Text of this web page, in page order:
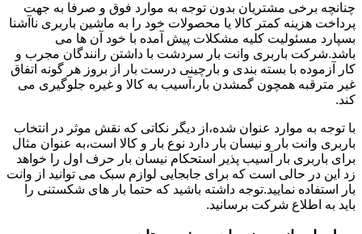
چنانچه برخی مشتریان بدون توجه به موارد فوق و صرفا به جهت
پرداخت هزینه کمتر کالا یا محصولات خود را به ماشین باربری ناآشنا
بسپارد مسئولیت کلیه مشکلات پیش آمده با خود آن ها می
باشد.شرکت باربری وانت بار سردشت با داشتن رانندگان مجرب و
کار آزموده با بسته بندی و بارچینی درست بار از بروز هر گونه اتفاق
غیر مترقبه همچون گمشدن بار،آسیب به کالا و غیره جلوگیری می
کند.
با توجه به موارد عنوان شده،از دیگر نکاتی که نقش موثر در انتخاب
باربری وانت بار و نیسان بار دارد نوع بار و کالا است،به عنوان مثال
برای باربری بار آسیب پذیر استحکام نیسان بار حرف اول را خواهد
زد این در حالی است که برای جابجایی لوازم سبک می توانید از وانت
بار استفاده نمایید.توجه داشته باشید که حتما بار های شکستنی را
باید به اطلاع شرکت برسانید.